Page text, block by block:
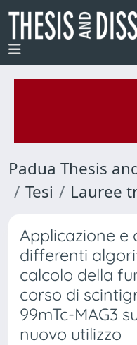
Padua Thesis
Tesi
Lauree
Applicazione e
differenti
calcolo della
corso di
99mTc-MAG3
nuovo utilizzo